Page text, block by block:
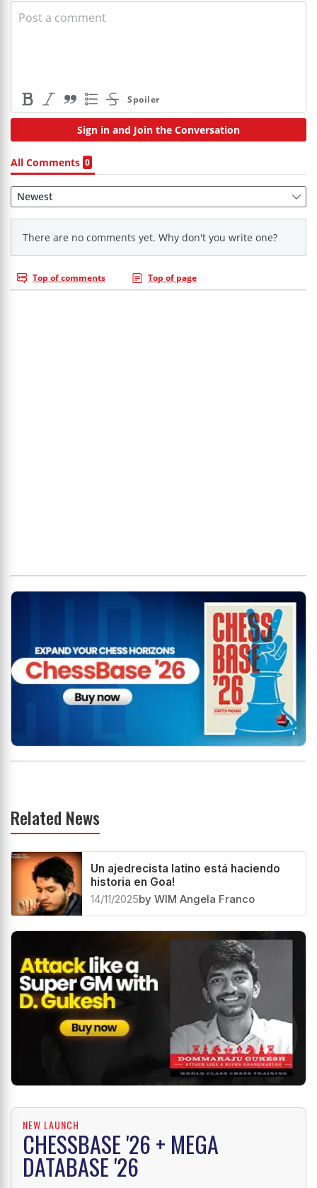
Related News
Un ajedrecista latino está haciendo
historia en Goa!
14/11/2025by WIM Angela Franco
NEW LAUNCH
CHESSBASE '26 + MEGA
DATABASE '26